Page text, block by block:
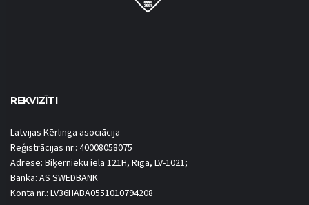
REKVIZĪTI
Latvijas Kērlinga asociācija
Reģistrācijas nr.: 40008058075
Adrese: Biķernieku iela 121H, Rīga, LV-1021;
Banka: AS SWEDBANK
Konta nr.: LV36HABA0551010794208